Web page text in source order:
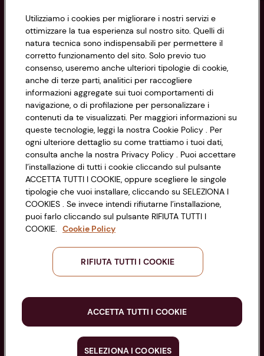
Informazioni
Privacy Policy
Cookie Policy
Impostazioni Cookie
Accessibilità
CONAD SOCIETÀ COOPERATIVA
Via Michelino, 59 | 40127 BOLOGNA
Codice Fiscale e Registro Imprese
di Bologna 00865960157
PARTITA IVA 03320960374
Servizio clienti
Seguici sui Social:
Utilizziamo i cookies per migliorare i nostri servizi e
ottimizzare la tua esperienza sul nostro sito. Quelli di
natura tecnica sono indispensabili per permettere il
corretto funzionamento del sito. Solo previo tuo
consenso, useremo anche ulteriori tipologie di cookie,
anche di terze parti, analitici per raccogliere
informazioni aggregate sui tuoi comportamenti di
navigazione, o di profilazione per personalizzare i
contenuti da te visualizzati. Per maggiori informazioni su
queste tecnologie, leggi la nostra Cookie Policy . Per
ogni ulteriore dettaglio su come trattiamo i tuoi dati,
consulta anche la nostra Privacy Policy . Puoi accettare
l’installazione di tutti i cookie cliccando sul pulsante
ACCETTA TUTTI I COOKIE, oppure scegliere le singole
tipologie che vuoi installare, cliccando su SELEZIONA I
COOKIES . Se invece intendi rifiutarne l’installazione,
puoi farlo cliccando sul pulsante RIFIUTA TUTTI I
COOKIE. Cookie Policy
RIFIUTA TUTTI I COOKIE
ACCETTA TUTTI I COOKIE
SELEZIONA I COOKIES